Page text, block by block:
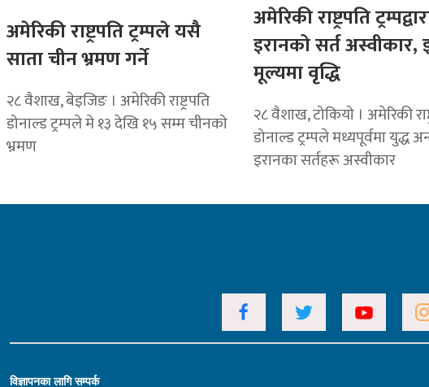
अमेरिकी राष्ट्रपति ट्रम्पले यसै
साता चीन भ्रमण गर्ने
२८ वैशाख, बेइजिङ । अमेरिकी राष्ट्रपति
डोनाल्ड ट्रम्पले मे १३ देखि १५ सम्म चीनको
भ्रमण
अमेरिकी राष्ट्रपति
इरानको सर्त अस्वीकार,
मूल्यमा वृद्धि
२८ वैशाख, टोकियो । अमेरिकी
डोनाल्ड ट्रम्पले मध्यपूर्वमा युद्ध
इरानका सर्तहरू अस्वीकार
विज्ञापनका लागि सम्पर्क